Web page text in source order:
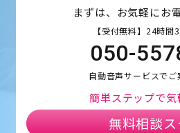
まずは、お気軽にお
【受付無料】24時間
050-
自動音声サービスでご
簡単ステップで気
無料相談